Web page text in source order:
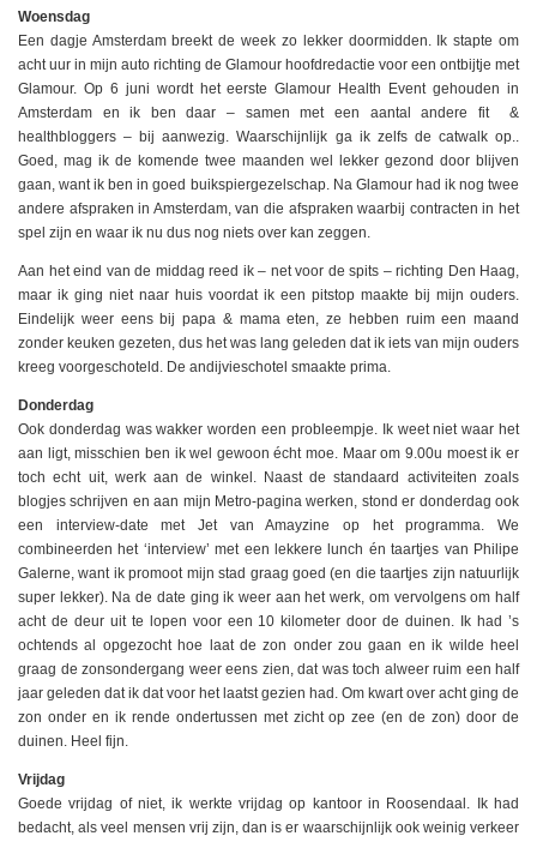
Woensdag
Een dagje Amsterdam breekt de week zo lekker doormidden. Ik stapte om
acht uur in mijn auto richting de Glamour hoofdredactie voor een ontbijtje met
Glamour. Op 6 juni wordt het eerste Glamour Health Event gehouden in
Amsterdam en ik ben daar – samen met een aantal andere fit &
healthbloggers – bij aanwezig. Waarschijnlijk ga ik zelfs de catwalk op..
Goed, mag ik de komende twee maanden wel lekker gezond door blijven
gaan, want ik ben in goed buikspiergezelschap. Na Glamour had ik nog twee
andere afspraken in Amsterdam, van die afspraken waarbij contracten in het
spel zijn en waar ik nu dus nog niets over kan zeggen.
Aan het eind van de middag reed ik – net voor de spits – richting Den Haag,
maar ik ging niet naar huis voordat ik een pitstop maakte bij mijn ouders.
Eindelijk weer eens bij papa & mama eten, ze hebben ruim een maand
zonder keuken gezeten, dus het was lang geleden dat ik iets van mijn ouders
kreeg voorgeschoteld. De andijvieschotel smaakte prima.
Donderdag
Ook donderdag was wakker worden een probleempje. Ik weet niet waar het
aan ligt, misschien ben ik wel gewoon écht moe. Maar om 9.00u moest ik er
toch echt uit, werk aan de winkel. Naast de standaard activiteiten zoals
blogjes schrijven en aan mijn Metro-pagina werken, stond er donderdag ook
een interview-date met Jet van Amayzine op het programma. We
combineerden het ‘interview’ met een lekkere lunch én taartjes van Philipe
Galerne, want ik promoot mijn stad graag goed (en die taartjes zijn natuurlijk
super lekker). Na de date ging ik weer aan het werk, om vervolgens om half
acht de deur uit te lopen voor een 10 kilometer door de duinen. Ik had ’s
ochtends al opgezocht hoe laat de zon onder zou gaan en ik wilde heel
graag de zonsondergang weer eens zien, dat was toch alweer ruim een half
jaar geleden dat ik dat voor het laatst gezien had. Om kwart over acht ging de
zon onder en ik rende ondertussen met zicht op zee (en de zon) door de
duinen. Heel fijn.
Vrijdag
Goede vrijdag of niet, ik werkte vrijdag op kantoor in Roosendaal. Ik had
bedacht, als veel mensen vrij zijn, dan is er waarschijnlijk ook weinig verkeer